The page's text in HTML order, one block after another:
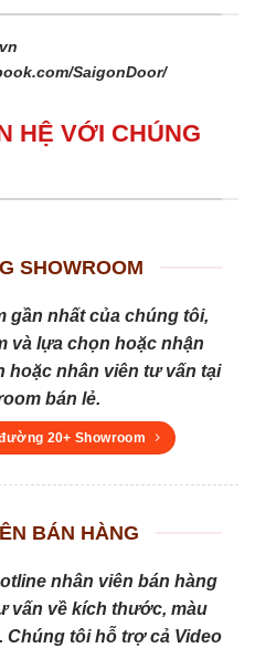
SaigonDoor/
HỆ VỚI CHÚNG
SHOWROOM
gần nhất của chúng tôi,
và lựa chọn hoặc nhận
hoặc nhân viên tư vấn tại
bán lẻ.
20+ Showroom
BÁN HÀNG
nhân viên bán hàng
vấn về kích thước, màu
Chúng tôi hỗ trợ cả Video